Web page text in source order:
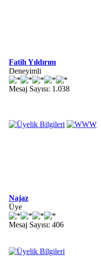
Fatih Yıldırım
Deneyimli
Mesaj Sayısı: 1.038
Najaz
Üye
Mesaj Sayısı: 406